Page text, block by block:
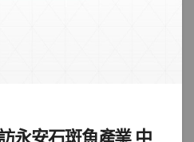
永安石斑魚產業 中